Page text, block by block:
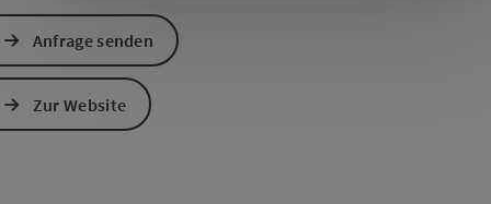
Anfrage senden
Zur Website